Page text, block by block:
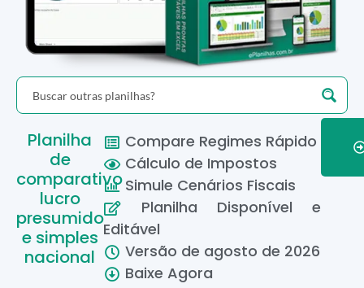
Planilha
de
comparativo
lucro
presumido
e simples
nacional
Compare Regimes Rápido
Cálculo de Impostos
Simule Cenários Fiscais
Planilha Disponível e
Editável
Versão de agosto de 2026
Baixe Agora